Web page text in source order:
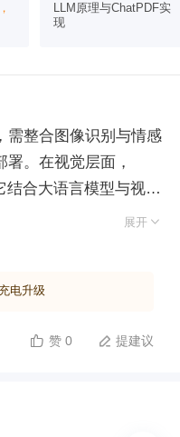
LLM原理与ChatPDF实
现
需整合图像识别与情感
。在视觉层面，
结合大语言模型与视觉
手绘图转化为代码。部
而追求更佳效果则推
克隆，但因其涉及真
展开 
电升级
 赞 0  提建议